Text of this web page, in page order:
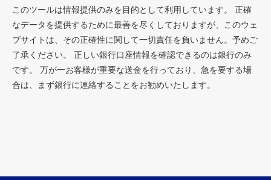
このツールは情報提供のみを目的として利用しています。 正確
なデータを提供するために最善を尽くしておりますが、このウェ
ブサイトは、その正確性に関して一切責任を負いません。予めご
了承ください。 正しい銀行口座情報を確認できるのは銀行のみ
です。 万が一お客様が重要な送金を行っており、急を要する場
合は、まず銀行に連絡することをお勧めいたします。